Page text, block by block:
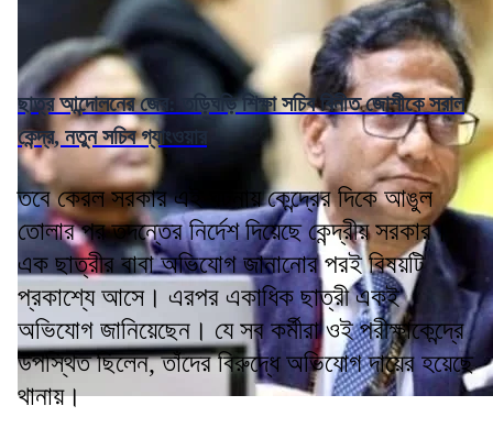
ছাত্র আন্দোলনের জের: তড়িঘড়ি শিক্ষা সচিব বিনীত জোশীকে সরাল
কেন্দ্র, নতুন সচিব গ্যাংওয়ার
তবে কেরল সরকার এই ঘটনায় কেন্দ্রের দিকে আঙুল
তোলার পর তদন্তের নির্দেশ দিয়েছে কেন্দ্রীয় সরকার।
এক ছাত্রীর বাবা অভিযোগ জানানোর পরই বিষয়টি
প্রকাশ্যে আসে। এরপর একাধিক ছাত্রী একই
অভিযোগ জানিয়েছেন। যে সব কর্মীরা ওই পরীক্ষাকেন্দ্রে
উপস্থিত ছিলেন, তাঁদের বিরুদ্ধে অভিযোগ দায়ের হয়েছে
থানায়।